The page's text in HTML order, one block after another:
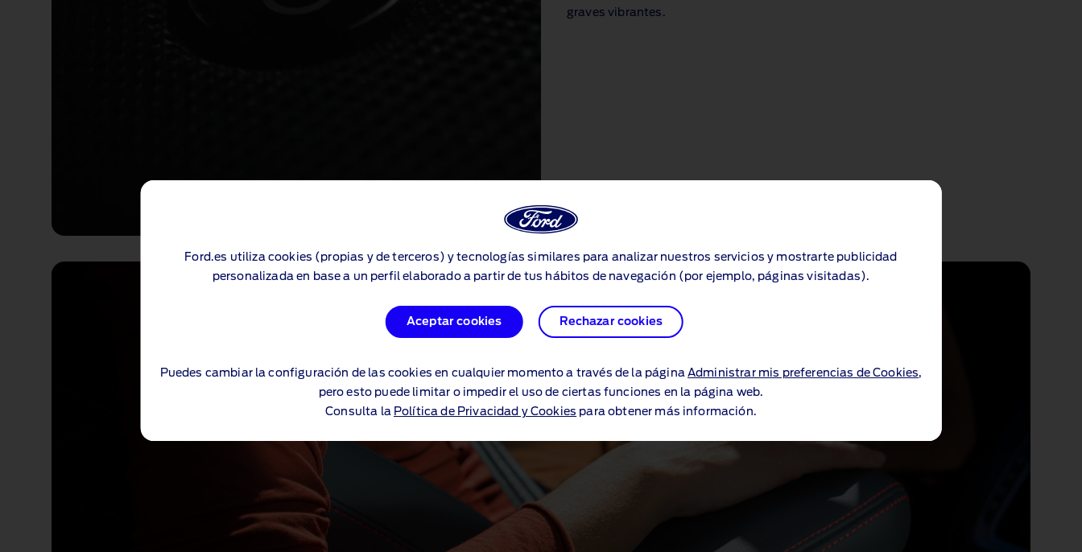
Ford.es utiliza cookies (propias y de terceros) y tecnologías similares para analizar nuestros servicios y mostrarte publicidad
personalizada en base a un perfil elaborado a partir de tus hábitos de navegación (por ejemplo, páginas visitadas).
Aceptar cookies Rechazar cookies
Puedes cambiar la configuración de las cookies en cualquier momento a través de la página Administrar mis preferencias de Cookies,
pero esto puede limitar o impedir el uso de ciertas funciones en la página web.
Consulta la Política de Privacidad y Cookies para obtener más información.
Ford.es utiliza cookies (propias y de terceros) y tecnologías similares para analizar nuestros servicios y mostrarte publicidad
personalizada en base a un perfil elaborado a partir de tus hábitos de navegación (por ejemplo, páginas visitadas).
Aceptar cookies Rechazar cookies
Puedes cambiar la configuración de las cookies en cualquier momento a través de la página Administrar mis preferencias de Cookies,
pero esto puede limitar o impedir el uso de ciertas funciones en la página web.
Consulta la Política de Privacidad y Cookies para obtener más información.
graves vibrantes .